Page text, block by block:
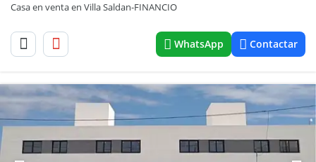
Casa en venta en Villa Saldan-FINANCIO
WhatsApp Contactar